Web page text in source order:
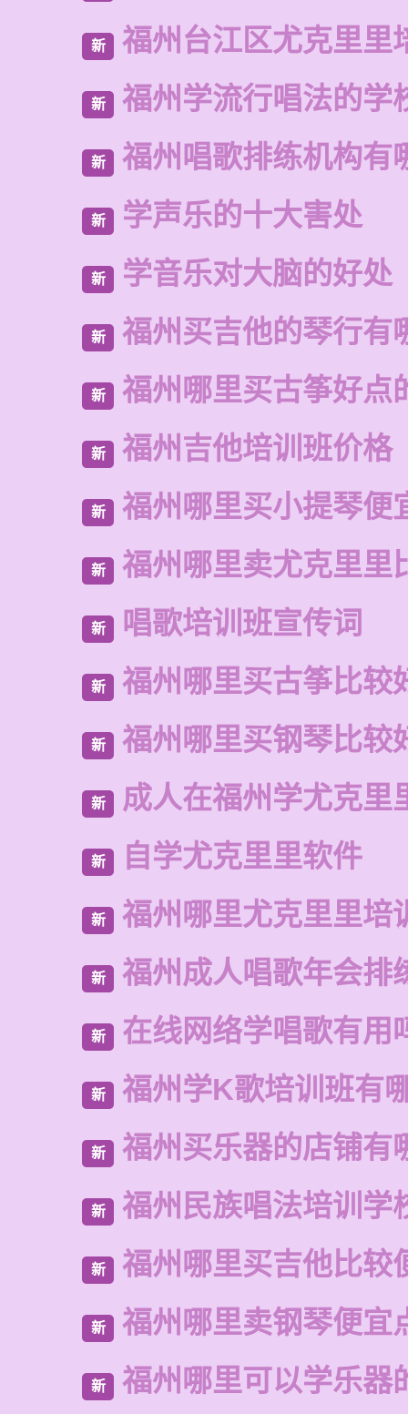
新 福州台江区尤克里里
新 福州学流行唱法的学
新 福州唱歌排练机构有
新 学声乐的十大害处
新 学音乐对大脑的好处
新 福州买吉他的琴行有
新 福州哪里买古筝好点
新 福州吉他培训班价格
新 福州哪里买小提琴便
新 福州哪里卖尤克里里
新 唱歌培训班宣传词
新 福州哪里买古筝比较
新 福州哪里买钢琴比较
新 成人在福州学尤克里
新 自学尤克里里软件
新 福州哪里尤克里里培
新 福州成人唱歌年会排
新 在线网络学唱歌有用
新 福州学K歌培训班有
新 福州买乐器的店铺有
新 福州民族唱法培训学
新 福州哪里买吉他比较
新 福州哪里卖钢琴便宜
新 福州哪里可以学乐器